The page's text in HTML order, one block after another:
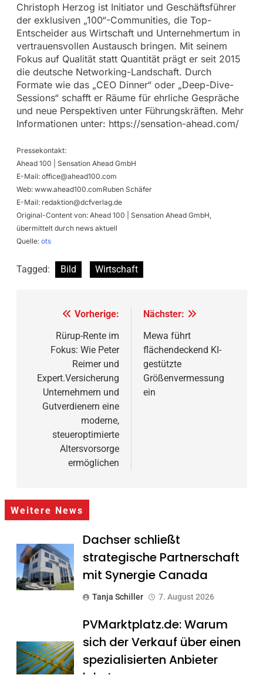
Christoph Herzog ist Initiator und Geschäftsführer
der exklusiven „100“-Communities, die Top-
Entscheider aus Wirtschaft und Unternehmertum in
vertrauensvollen Austausch bringen. Mit seinem
Fokus auf Qualität statt Quantität prägt er seit 2015
die deutsche Networking-Landschaft. Durch
Formate wie das „CEO Dinner“ oder „Deep-Dive-
Sessions“ schafft er Räume für ehrliche Gespräche
und neue Perspektiven unter Führungskräften. Mehr
Informationen unter: https://sensation-ahead.com/
Pressekontakt:
Ahead 100 | Sensation Ahead GmbH
E-Mail: office@ahead100.com
Web: www.ahead100.comRuben Schäfer
E-Mail: redaktion@dcfverlag.de
Original-Content von: Ahead 100 | Sensation Ahead GmbH,
übermittelt durch news aktuell
Quelle: ots
Tagged: Bild Wirtschaft
Beitragsnavigation
Vorherige:
Rürup-Rente im
Fokus: Wie Peter
Reimer und
Expert.Versicherung
Unternehmern und
Gutverdienern eine
moderne,
steueroptimierte
Altersvorsorge
ermöglichen
Nächster:
Mewa führt
flächendeckend KI-
gestützte
Größenvermessung
ein
Weitere News
Dachser schließt
strategische Partnerschaft
mit Synergie Canada
Tanja Schiller 7. August 2026
PVMarktplatz.de: Warum
sich der Verkauf über einen
spezialisierten Anbieter